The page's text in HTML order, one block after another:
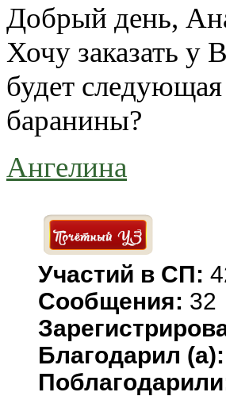
Добрый день,
Хочу заказать у
будет
баранины?
Ангелина
Участий в СП:
Сообщения: 32
Благодарил (а):